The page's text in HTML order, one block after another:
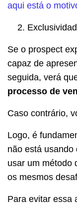
aqui está o
Se o prospect
capaz de
seguida, verá
processo de
Caso contrário,
Logo, é
não está usando
usar um método
os mesmos
Para evitar essa